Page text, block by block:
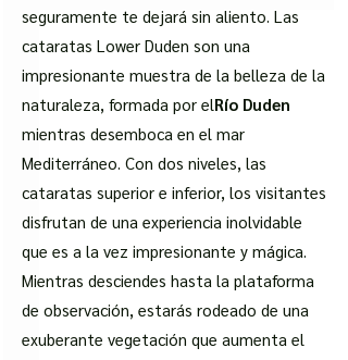
seguramente te dejará sin aliento. Las
cataratas Lower Duden son una
impresionante muestra de la belleza de la
naturaleza, formada por elRío Duden
mientras desemboca en el mar
Mediterráneo. Con dos niveles, las
cataratas superior e inferior, los visitantes
disfrutan de una experiencia inolvidable
que es a la vez impresionante y mágica.
Mientras desciendes hasta la plataforma
de observación, estarás rodeado de una
exuberante vegetación que aumenta el